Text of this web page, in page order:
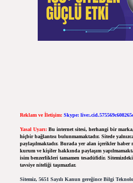
Reklam ve İletişim: Skype:
Yasal Uyarı: Bu internet sitesi, herhangi bir
hiçbir bağlantısı bulunmamaktadır. Sitede
paylaşılmaktadır. Burada yer alan içerikler haber
kurum ve kişiler hakkında paylaşım
isim benzerlikleri tamamen tesadüfidir.
tavsiye niteliği taşımazlar.
Sitemiz, 5651 Sayılı Kanun gereğince Bilgi